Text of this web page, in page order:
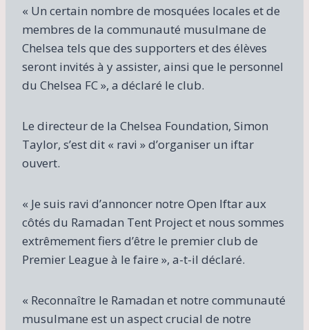
« Un certain nombre de mosquées locales et de
membres de la communauté musulmane de
Chelsea tels que des supporters et des élèves
seront invités à y assister, ainsi que le personnel
du Chelsea FC », a déclaré le club.
Le directeur de la Chelsea Foundation, Simon
Taylor, s’est dit « ravi » d’organiser un iftar
ouvert.
« Je suis ravi d’annoncer notre Open Iftar aux
côtés du Ramadan Tent Project et nous sommes
extrêmement fiers d’être le premier club de
Premier League à le faire », a-t-il déclaré.
« Reconnaître le Ramadan et notre communauté
musulmane est un aspect crucial de notre